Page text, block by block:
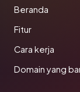
Beranda
Fitur
Cara kerja
Domain yang